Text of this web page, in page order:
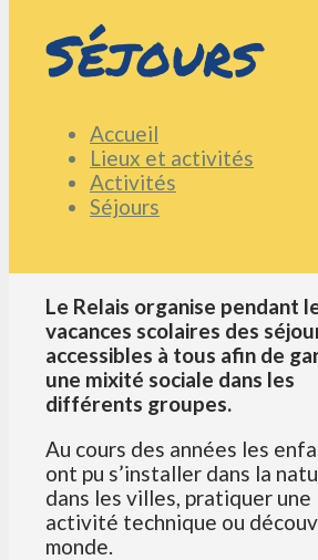
Séjours
Accueil
Lieux et activités
Activités
Séjours
Le Relais organise pendant
vacances scolaires des
accessibles à tous afin de
une mixité sociale dans les
différents groupes.
Au cours des années les
ont pu s’installer dans la
dans les villes, pratiquer une
activité technique ou
monde.